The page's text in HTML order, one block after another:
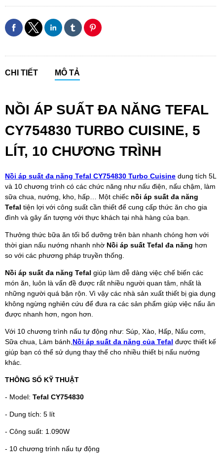
CHI TIẾT MÔ TẢ
NỒI ÁP SUẤT ĐA NĂNG TEFAL
CY754830 TURBO CUISINE, 5
LÍT, 10 CHƯƠNG TRÌNH
Nồi áp suất đa năng Tefal CY754830 Turbo Cuisine dung tích 5L
và 10 chương trình có các chức năng như nấu điện, nấu chậm, làm
sữa chua, nướng, kho, hấp… Một chiếc nồi áp suất đa năng
Tefal tiện lợi với công suất cần thiết để cung cấp thức ăn cho gia
đình và gây ấn tượng với thực khách tại nhà hàng của bạn.
Thưởng thức bữa ăn tối bổ dưỡng trên bàn nhanh chóng hơn với
thời gian nấu nướng nhanh nhờ Nồi áp suất Tefal đa năng hơn
so với các phương pháp truyền thống.
Nồi áp suất đa năng Tefal giúp làm dễ dàng việc chế biến các
món ăn, luôn là vấn đề được rất nhiều người quan tâm, nhất là
những người quá bận rộn. Vì vậy các nhà sản xuất thiết bị gia dụng
không ngừng nghiên cứu để đưa ra các sản phẩm giúp việc nấu ăn
được nhanh hơn, ngon hơn.
Với 10 chương trình nấu tự động như: Súp, Xào, Hấp, Nấu cơm,
Sữa chua, Làm bánh, Nồi áp suất đa năng của Tefal được thiết kế
giúp bạn có thể sử dụng thay thế cho nhiều thiết bị nấu nướng
khác.
THÔNG SỐ KỸ THUẬT
- Model: Tefal CY754830
- Dung tích: 5 lít
- Công suất: 1.090W
- 10 chương trình nấu tự động